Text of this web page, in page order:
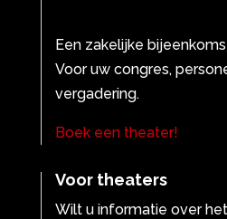
Een zakelijke
Voor uw congres,
vergadering.
Boek een theater!
Voor theaters
Wilt u informatie over